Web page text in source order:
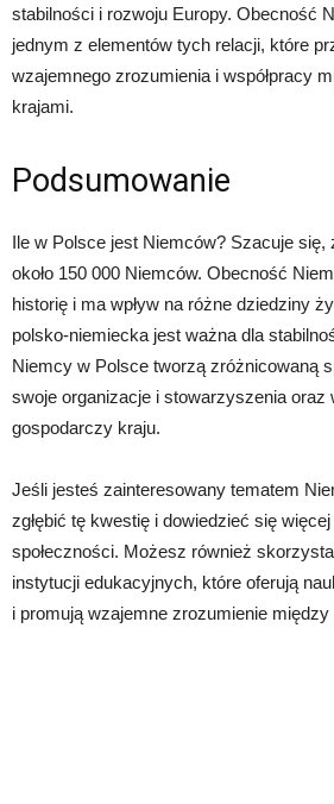
stabilności i rozwoju Europy. Obecność
jednym z elementów tych relacji, które
wzajemnego zrozumienia i współpracy
krajami.
Podsumowanie
Ile w Polsce jest Niemców? Szacuje
około 150 000 Niemców. Obecność
historię i ma wpływ na różne dziedziny
polsko-niemiecka jest ważna dla
Niemcy w Polsce tworzą zróżnicowaną
swoje organizacje i stowarzyszenia oraz
gospodarczy kraju.
Jeśli jesteś zainteresowany tematem
zgłębić tę kwestię i dowiedzieć się
społeczności. Możesz również
instytucji edukacyjnych, które oferują
i promują wzajemne zrozumienie